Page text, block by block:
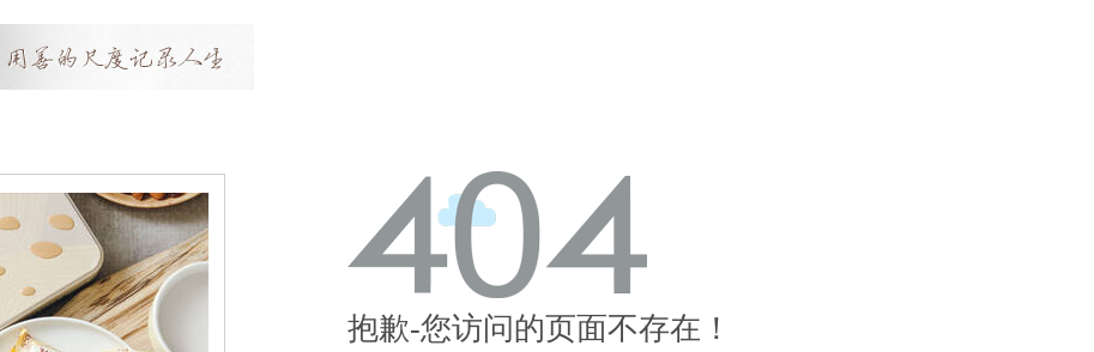
抱歉-您访问的页面不存在！